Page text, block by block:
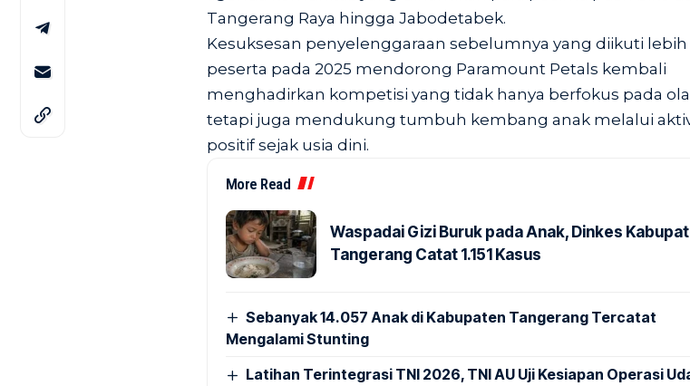
Tangerang Raya hingga Jabodetabek.
Kesuksesan penyelenggaraan sebelumnya yang diikuti lebih
peserta pada 2025 mendorong Paramount Petals kembali
menghadirkan kompetisi yang tidak hanya berfokus pada
tetapi juga mendukung tumbuh kembang anak melalui
positif sejak usia dini.
More Read
Waspadai Gizi Buruk pada Anak, Dinkes
Tangerang Catat 1.151 Kasus
Sebanyak 14.057 Anak di Kabupaten Tangerang Tercatat
Mengalami Stunting
Latihan Terintegrasi TNI 2026, TNI AU Uji Kesiapan Operasi